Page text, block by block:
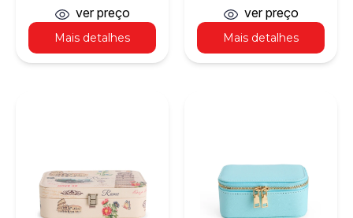
Mais detalhes
ver preço
Mais detalhes
ver preço